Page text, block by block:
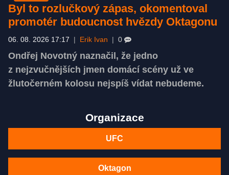
Byl to rozlučkový zápas, okomentoval
promotér budoucnost hvězdy Oktagonu
06. 08. 2026 17:17 Erik Ivan 0
Ondřej Novotný naznačil, že jedno
z nejzvučnějších jmen domácí scény už ve
žlutočerném kolosu nejspíš vídat nebudeme.
Organizace
UFC
Oktagon